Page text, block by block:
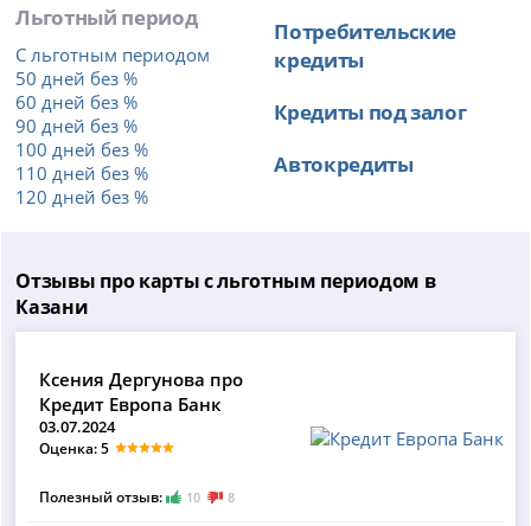
Льготный период
С льготным периодом
50 дней без %
60 дней без %
90 дней без %
100 дней без %
110 дней без %
120 дней без %
Потребительские
кредиты
Кредиты под залог
Автокредиты
Отзывы про карты с льготным периодом в
Казани
Ксения Дергунова про
Кредит Европа Банк
03.07.2024
Оценка: 5
Полезный отзыв: 10 8